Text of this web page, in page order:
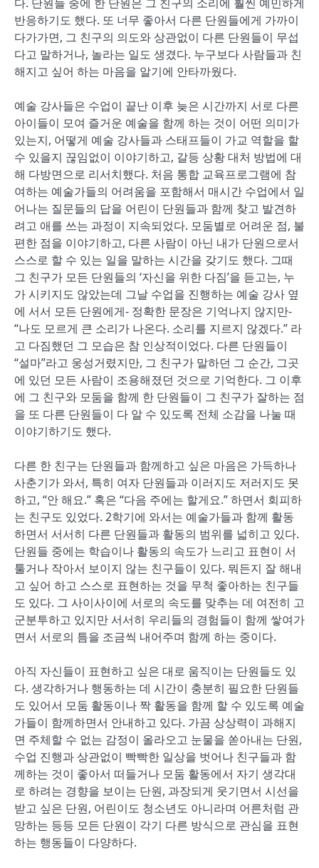
반응하기도 했다. 또 너무 좋아서 다른 단원들에게 가까이
다가가면, 그 친구의 의도와 상관없이 다른 단원들이 무섭
다고 말하거나, 놀라는 일도 생겼다. 누구보다 사람들과 친
해지고 싶어 하는 마음을 알기에 안타까웠다.
예술 강사들은 수업이 끝난 이후 늦은 시간까지 서로 다른
아이들이 모여 즐거운 예술을 함께 하는 것이 어떤 의미가
있는지, 어떻게 예술 강사들과 스태프들이 가교 역할을 할
수 있을지 끊임없이 이야기하고, 갈등 상황 대처 방법에 대
해 다방면으로 리서치했다. 처음 통합 교육프로그램에 참
여하는 예술가들의 어려움을 포함해서 매시간 수업에서 일
어나는 질문들의 답을 어린이 단원들과 함께 찾고 발견하
려고 애를 쓰는 과정이 지속되었다. 모둠별로 어려운 점, 불
편한 점을 이야기하고, 다른 사람이 아닌 내가 단원으로서
스스로 할 수 있는 일을 말하는 시간을 갖기도 했다. 그때
그 친구가 모든 단원들의 ‘자신을 위한 다짐’을 듣고는, 누
가 시키지도 않았는데 그날 수업을 진행하는 예술 강사 옆
에 서서 모든 단원에게- 정확한 문장은 기억나지 않지만-
“나도 모르게 큰 소리가 나온다. 소리를 지르지 않겠다.” 라
고 다짐했던 그 모습은 참 인상적이었다. 다른 단원들이
“설마”라고 웅성거렸지만, 그 친구가 말하던 그 순간, 그곳
에 있던 모든 사람이 조용해졌던 것으로 기억한다. 그 이후
에 그 친구와 모둠을 함께 한 단원들이 그 친구가 잘하는 점
을 또 다른 단원들이 다 알 수 있도록 전체 소감을 나눌 때
이야기하기도 했다.
다른 한 친구는 단원들과 함께하고 싶은 마음은 가득하나
사춘기가 와서, 특히 여자 단원들과 이러지도 저러지도 못
하고, “안 해요.” 혹은 “다음 주에는 할게요.” 하면서 회피하
는 친구도 있었다. 2학기에 와서는 예술가들과 함께 활동
하면서 서서히 다른 단원들과 활동의 범위를 넓히고 있다.
단원들 중에는 학습이나 활동의 속도가 느리고 표현이 서
툴거나 작아서 보이지 않는 친구들이 있다. 뭐든지 잘 해내
고 싶어 하고 스스로 표현하는 것을 무척 좋아하는 친구들
도 있다. 그 사이사이에 서로의 속도를 맞추는 데 여전히 고
군분투하고 있지만 서서히 우리들의 경험들이 함께 쌓여가
면서 서로의 틈을 조금씩 내어주며 함께 하는 중이다.
아직 자신들이 표현하고 싶은 대로 움직이는 단원들도 있
다. 생각하거나 행동하는 데 시간이 충분히 필요한 단원들
도 있어서 모둠 활동이나 짝 활동을 함께 할 수 있도록 예술
가들이 함께하면서 안내하고 있다. 가끔 상상력이 과해지
면 주체할 수 없는 감정이 올라오고 눈물을 쏟아내는 단원,
수업 진행과 상관없이 빡빡한 일상을 벗어나 친구들과 함
께하는 것이 좋아서 떠들거나 모둠 활동에서 자기 생각대
로 하려는 경향을 보이는 단원, 과장되게 웃기면서 시선을
받고 싶은 단원, 어린이도 청소년도 아니라며 어른처럼 관
망하는 등등 모든 단원이 각기 다른 방식으로 관심을 표현
하는 행동들이 다양하다.